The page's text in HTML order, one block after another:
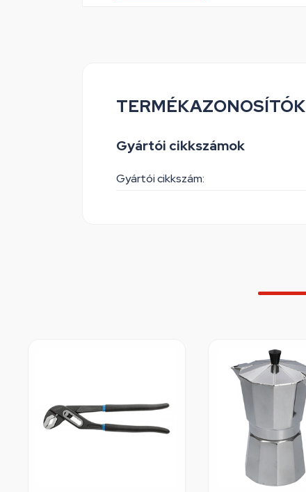
TERMÉKAZONOSÍTÓK
Gyártói cikkszámok
Gyártói cikkszám: